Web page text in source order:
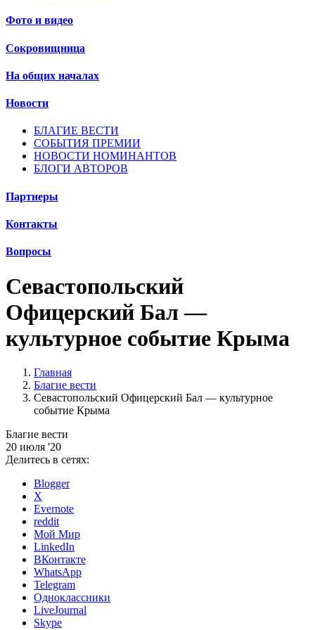
Фото и видео
Сокровищница
На общих началах
Новости
БЛАГИЕ ВЕСТИ
СОБЫТИЯ ПРЕМИИ
НОВОСТИ НОМИНАНТОВ
БЛОГИ АВТОРОВ
Партнеры
Контакты
Вопросы
Севастопольский
Офицерский Бал —
культурное событие Крыма
Главная
Благие вести
Севастопольский Офицерский Бал — культурное
событие Крыма
Благие вести
20 июля '20
Делитесь в сетях:
Blogger
X
Evernote
reddit
Мой Мир
LinkedIn
ВКонтакте
WhatsApp
Telegram
Одноклассники
LiveJournal
Skype